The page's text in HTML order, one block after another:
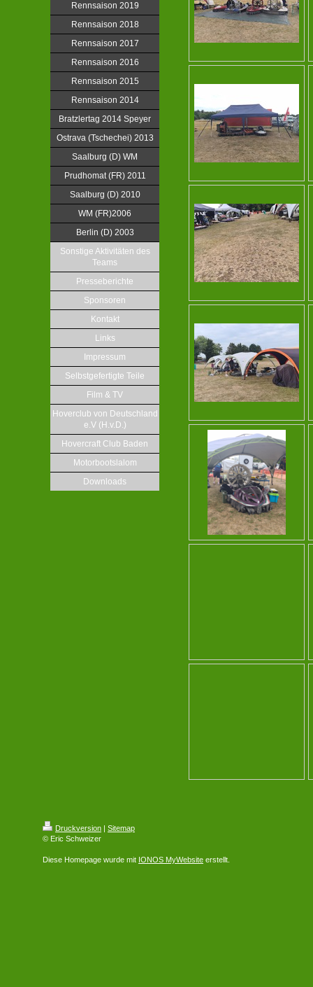
Rennsaison 2019
Rennsaison 2018
Rennsaison 2017
Rennsaison 2016
Rennsaison 2015
Rennsaison 2014
Bratzlertag 2014 Speyer
Ostrava (Tschechei) 2013
Saalburg (D) WM
Prudhomat (FR) 2011
Saalburg (D) 2010
WM (FR)2006
Berlin (D) 2003
Sonstige Aktivitäten des
Teams
Presseberichte
Sponsoren
Kontakt
Links
Impressum
Selbstgefertigte Teile
Film & TV
Hoverclub von Deutschland
e.V (H.v.D.)
Hovercraft Club Baden
Motorbootslalom
Downloads
Druckversion | Sitemap
© Eric Schweizer
Diese Homepage wurde mit IONOS MyWebsite erstellt.